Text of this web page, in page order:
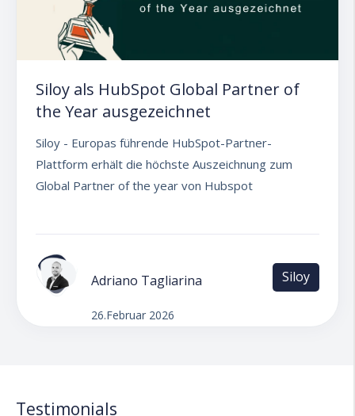
Siloy als HubSpot Global Partner of
the Year ausgezeichnet
Siloy - Europas führende HubSpot-Partner-
Plattform erhält die höchste Auszeichnung zum
Global Partner of the year von Hubspot
Adriano Tagliarina
26.Februar 2026
Siloy
Testimonials